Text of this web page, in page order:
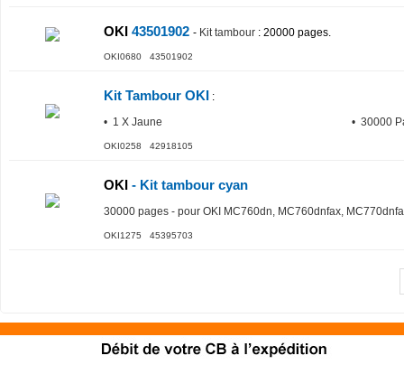
OKI 43501902 - Kit tambour : 20000 pages.
OKI0680 43501902
Kit Tambour OKI :
• 1 X Jaune
• 30000
OKI0258 42918105
OKI - Kit tambour cyan
30000 pages - pour OKI MC760dn, MC760dnfax,
OKI1275 45395703